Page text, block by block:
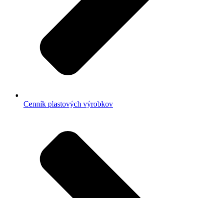
Cenník plastových výrobkov